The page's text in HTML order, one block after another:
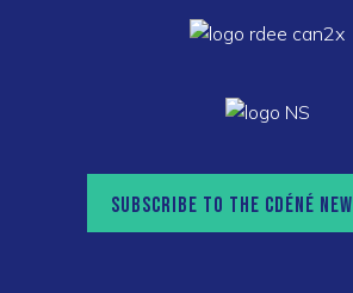
SUBSCRIBE TO THE CDÉNÉ